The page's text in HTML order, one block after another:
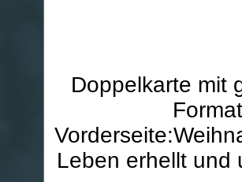
Doppelkarte mit
Leben erhellt und